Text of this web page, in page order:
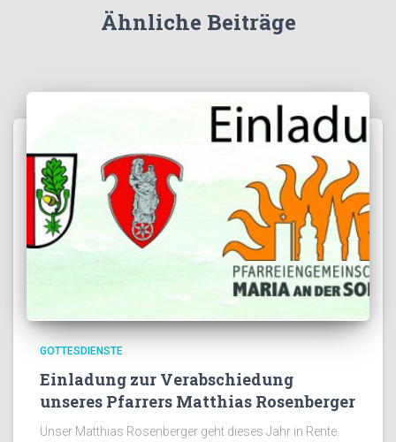
Ähnliche Beiträge
GOTTESDIENSTE
Einladung zur Verabschiedung
unseres Pfarrers Matthias Rosenberger
Unser Matthias Rosenberger geht dieses Jahr in Rente.